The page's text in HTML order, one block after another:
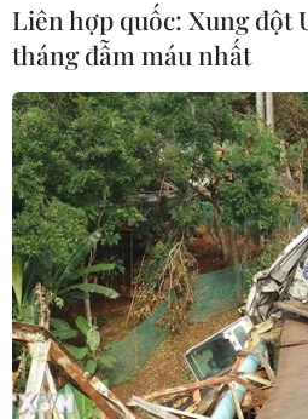
TIN CÙNG CHUYÊN
Đắk Lắk tháo gỡ khó khăn,
đủ sách giáo khoa cho năm
06/08/2026 04:12
Liên hợp quốc: Xung đột
tháng đẫm máu nhất